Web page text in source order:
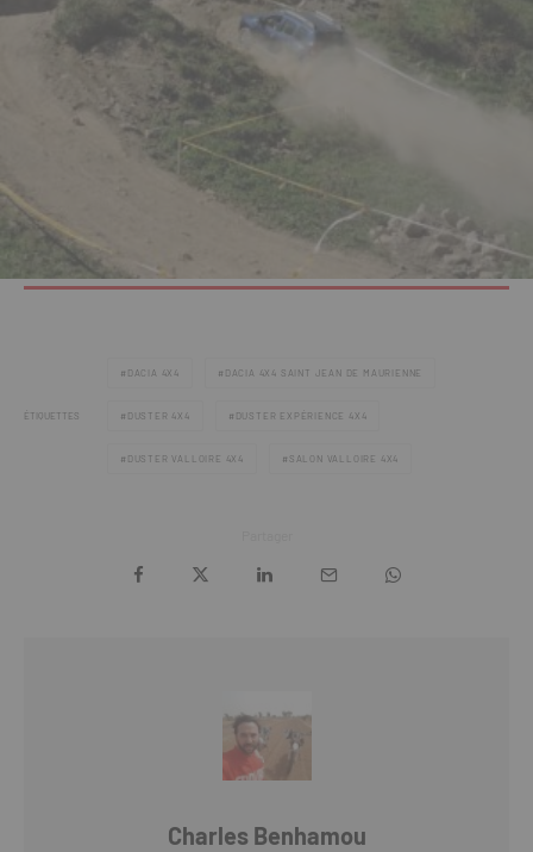
ÉTIQUETTES
DACIA 4X4 DACIA 4X4 SAINT JEAN DE MAURIENNE
DUSTER 4X4 DUSTER EXPÉRIENCE 4X4
DUSTER VALLOIRE 4X4 SALON VALLOIRE 4X4
Charles Benhamou